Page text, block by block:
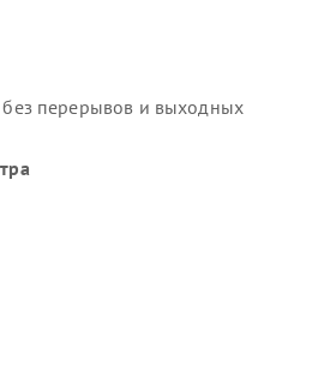
перерывов и выходных